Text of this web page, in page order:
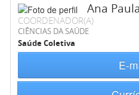
Ana
COORDENADOR(A)
CIÊNCIAS DA SAÚDE
Saúde Coletiva
E-